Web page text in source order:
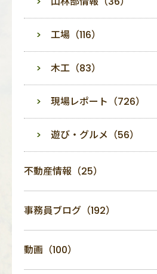
工場（116）
木工（83）
現場レポート（726）
遊び・グルメ（56）
不動産情報（25）
事務員ブログ（192）
動画（100）